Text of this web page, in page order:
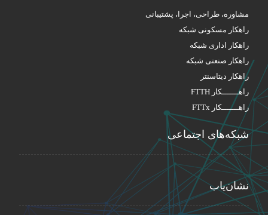
مشاوره، طراحی، اجرا، پشتیبانی
راهکار مسکونی شبکه
راهکار اداری شبکه
راهکار صنعتی شبکه
راهکار دیتاسنتر
راهـــــــکار FTTH
راهـــــــکار FTTx
شبکه‌های اجتماعی
نشان‌یاب